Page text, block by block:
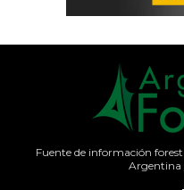
Fuente de información
Argentina